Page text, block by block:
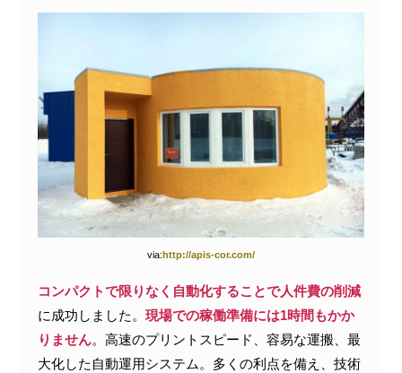
via:http://apis-cor.com/
コンパクトで限りなく自動化することで人件費の削減
に成功しました。現場での稼働準備には1時間もかか
りません。高速のプリントスピード、容易な運搬、最
大化した自動運用システム。多くの利点を備え、技術